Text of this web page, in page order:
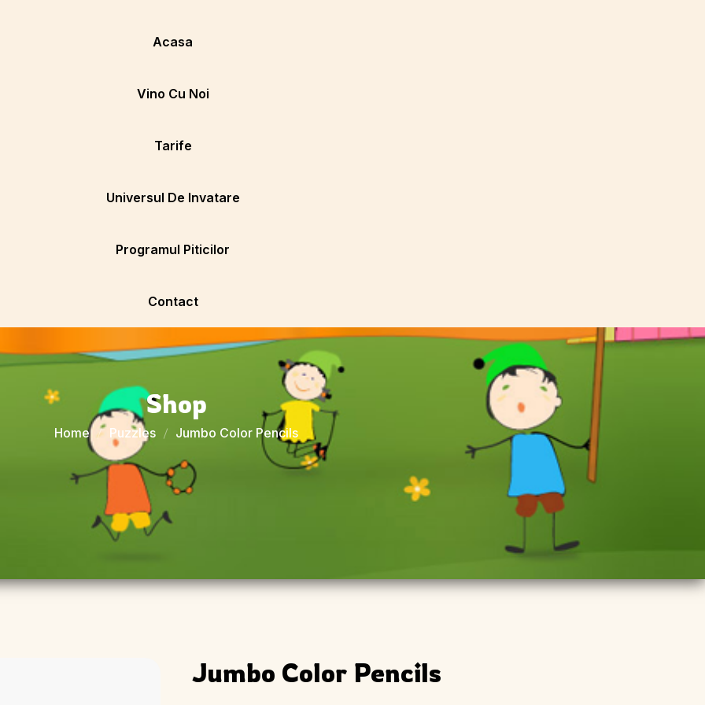
Acasa
Vino Cu Noi
Tarife
Universul De Invatare
Programul Piticilor
Contact
Shop
Home Puzzles Jumbo Color Pencils
Jumbo Color Pencils